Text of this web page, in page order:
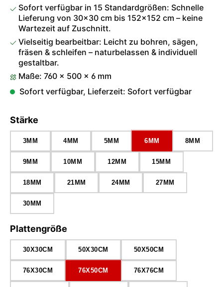
Sofort verfügbar in 15 Standardgrößen: Schnelle
Lieferung von 30×30 cm bis 152×152 cm – keine
Wartezeit auf Zuschnitt.
Vielseitig bearbeitbar: Leicht zu bohren, sägen,
fräsen & schleifen – naturbelassen & individuell
gestaltbar.
Maße: 760 × 500 × 6 mm
Sofort verfügbar, Lieferzeit: Sofort verfügbar
Stärke
3MM 4MM 5MM 6MM 8MM
9MM 10MM 12MM 15MM
18MM 21MM 24MM 27MM
30MM
Plattengröße
30X30CM 50X30CM 50X50CM
76X30CM 76X50CM 76X76CM